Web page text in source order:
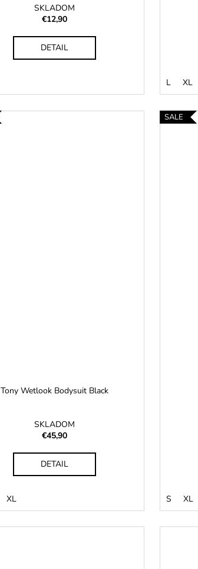
SKLADOM
€12,90
DETAIL
L XL
Tony Wetlook Bodysuit Black
SKLADOM
€45,90
DETAIL
XL
SALE
S XL